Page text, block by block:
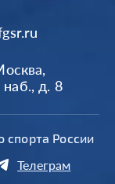
д. 8
России
Телеграм